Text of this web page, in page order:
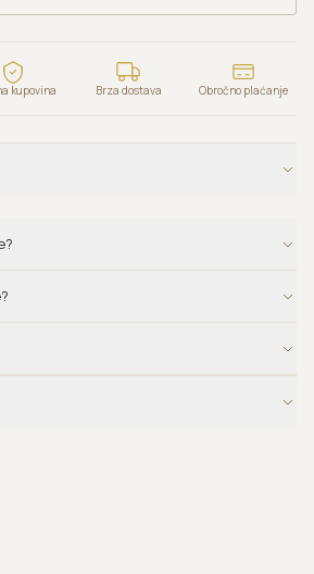
kupovina Brza dostava Obročno plaćanje